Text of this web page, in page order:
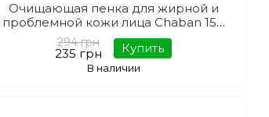
Очищающая пенка для жирной и
проблемной кожи лица Chaban 150
мл
294 грн
235 грн Купить
В наличии